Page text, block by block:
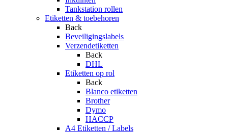
Tankstation rollen
Etiketten & toebehoren
Back
Beveiligingslabels
Verzendetiketten
Back
DHL
Etiketten op rol
Back
Blanco etiketten
Brother
Dymo
HACCP
A4 Etiketten / Labels